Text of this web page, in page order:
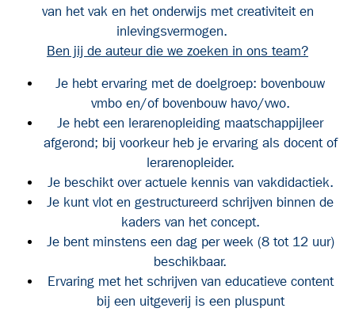
van het vak en het onderwijs met creativiteit en
inlevingsvermogen. ​ ​
Ben jij de auteur die we zoeken in ons team?
Je hebt ervaring met de doelgroep: bovenbouw
vmbo en/of bovenbouw havo/vwo.
Je hebt een lerarenopleiding maatschappijleer
afgerond; bij voorkeur heb je ervaring als docent of
lerarenopleider.
Je beschikt over actuele kennis van vakdidactiek.
Je kunt vlot en gestructureerd schrijven binnen de
kaders van het concept.
Je bent minstens een dag per week (8 tot 12 uur)
beschikbaar.
Ervaring met het schrijven van educatieve content
bij een uitgeverij is een pluspunt